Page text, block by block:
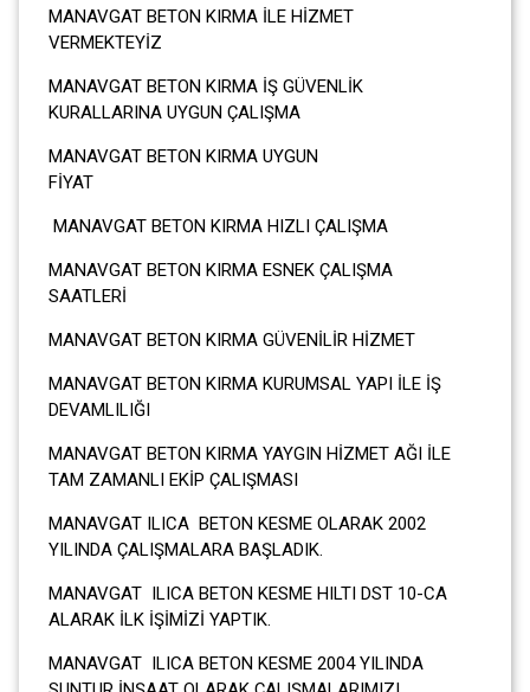
MANAVGAT BETON KIRMA İLE HİZMET
VERMEKTEYİZ
MANAVGAT BETON KIRMA İŞ GÜVENLİK
KURALLARINA UYGUN ÇALIŞMA
MANAVGAT BETON KIRMA UYGUN
MANAVGAT BETON KIRMA HIZLI ÇALIŞMA
MANAVGAT BETON KIRMA ESNEK ÇALIŞMA
SAATLERİ
MANAVGAT BETON KIRMA GÜVENİLİR HİZMET
MANAVGAT BETON KIRMA KURUMSAL YAPI İLE İŞ
DEVAMLILIĞI
MANAVGAT BETON KIRMA YAYGIN HİZMET AĞI İLE
TAM ZAMANLI EKİP ÇALIŞMASI
MANAVGAT ILICA BETON KESME OLARAK 2002
YILINDA ÇALIŞMALARA BAŞLADIK.
MANAVGAT ILICA BETON KESME HILTI DST 10-CA
ALARAK İLK İŞİMİZİ YAPTIK.
MANAVGAT ILICA BETON KESME 2004 YILINDA